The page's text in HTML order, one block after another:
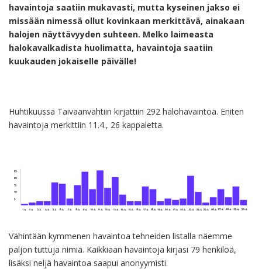
havaintoja saatiin mukavasti, mutta kyseinen jakso ei
missään nimessä ollut kovinkaan merkittävä, ainakaan
halojen näyttävyyden suhteen. Melko laimeasta
halokavalkadista huolimatta, havaintoja saatiin
kuukauden jokaiselle päivälle!
Huhtikuussa Taivaanvahtiin kirjattiin 292 halohavaintoa. Eniten
havaintoja merkittiin 11.4., 26 kappaletta.
Vähintään kymmenen havaintoa tehneiden listalla näemme
paljon tuttuja nimiä. Kaikkiaan havaintoja kirjasi 79 henkilöä,
lisäksi neljä havaintoa saapui anonyymisti.